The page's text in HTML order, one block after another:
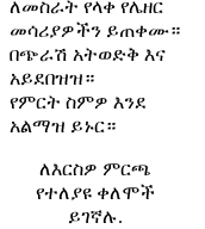
ለመስራት የላቀ የሌዘር
መሳሪያዎችን ይጠቀሙ።
በጭራሽ አትወድቅ እና
አይደበዝዝ።
የምርት ስምዎ እንደ
አልማዝ ይኑር።
ለእርስዎ ምርጫ
የተለያዩ ቀለሞች
ይገኛሉ.